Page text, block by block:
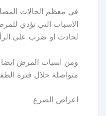
في معظم الحالات
الاسباب التي تؤدي
لحادث او ضرب علي
ومن اسباب المرض ايضا
متواصلة خلال فترة
اعراض الصرع